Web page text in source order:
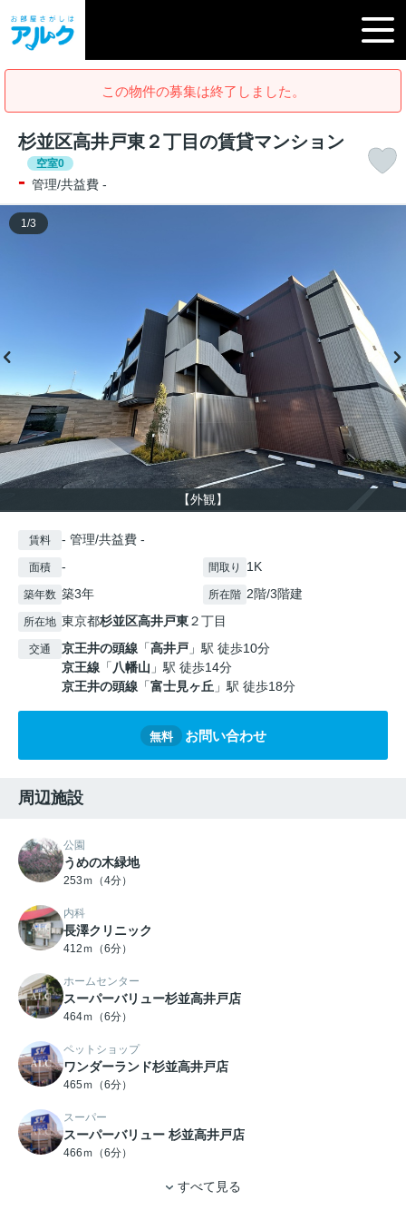
この物件の募集は終了しました。
杉並区高井戸東２丁目の賃貸マンション
空室0
- 管理/共益費 -
【外観】
1 /3
賃料 - 管理/共益費 -
面積 - 間取り 1K
築年数 築3年 所在階 2階/3階建
所在地 東京都杉並区高井戸東２丁目
交通 京王井の頭線 「高井戸 」駅 徒歩10分
京王線 「 八幡山 」駅 徒歩14分
京王井の頭線 「富士見ヶ丘 」駅 徒歩18分
無料 お問い合わせ
周辺施設
公園
うめの木緑地
253ｍ（4分）
内科
長澤クリニック
412ｍ（6分）
ホームセンター
スーパーバリュー杉並高井戸店
464ｍ（6分）
ペットショップ
ワンダーランド杉並高井戸店
465ｍ（6分）
スーパー
スーパーバリュー 杉並高井戸店
466ｍ（6分）
すべて見る